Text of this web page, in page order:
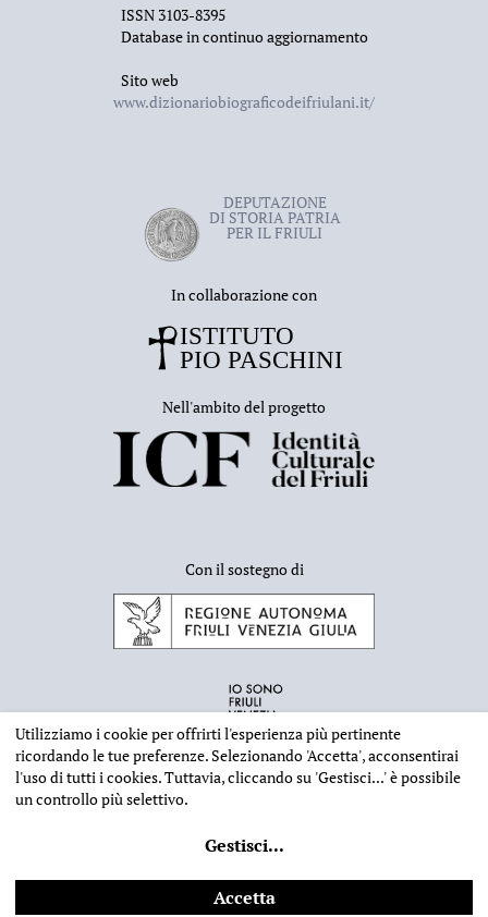
ISSN 3103-8395
Database in continuo aggiornamento
Sito web
www.dizionariobiograficodeifriulani.it/
DEPUTAZIONE
DI STORIA PATRIA
PER IL FRIULI
In collaborazione con
Nell'ambito del progetto
Con il sostegno di
2026 - Deputazione di Storia Patria per il Friuli - CF 80023560305
Web designIlaria Comello- Powered bySICAPWeb
Utilizziamo i cookie per offrirti l'esperienza più pertinente
ricordando le tue preferenze. Selezionando 'Accetta', acconsentirai
l'uso di tutti i cookies. Tuttavia, cliccando su 'Gestisci...'è possibile
un controllo più selettivo.
Gestisci...
Accetta